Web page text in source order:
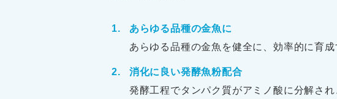
あらゆる品種の金魚に
あらゆる品種の金魚を健全に、効率的に育
消化に良い発酵魚粉配合
発酵工程でタンパク質がアミノ酸に分解さ